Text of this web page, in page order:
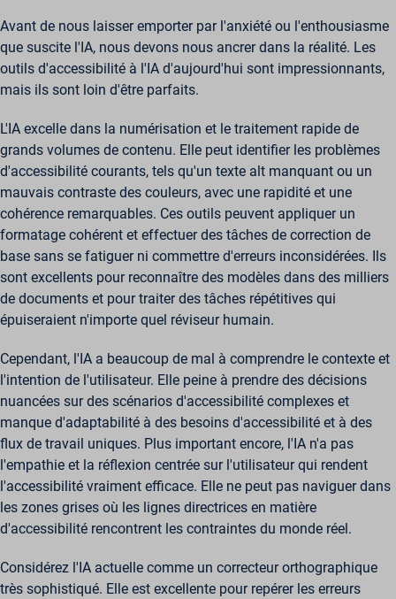
Avant de nous laisser emporter par l'anxiété ou l'enthousiasme
que suscite l'IA, nous devons nous ancrer dans la réalité. Les
outils d'accessibilité à l'IA d'aujourd'hui sont impressionnants,
mais ils sont loin d'être parfaits.
L'IA excelle dans la numérisation et le traitement rapide de
grands volumes de contenu. Elle peut identifier les problèmes
d'accessibilité courants, tels qu'un texte alt manquant ou un
mauvais contraste des couleurs, avec une rapidité et une
cohérence remarquables. Ces outils peuvent appliquer un
formatage cohérent et effectuer des tâches de correction de
base sans se fatiguer ni commettre d'erreurs inconsidérées. Ils
sont excellents pour reconnaître des modèles dans des milliers
de documents et pour traiter des tâches répétitives qui
épuiseraient n'importe quel réviseur humain.
Cependant, l'IA a beaucoup de mal à comprendre le contexte et
l'intention de l'utilisateur. Elle peine à prendre des décisions
nuancées sur des scénarios d'accessibilité complexes et
manque d'adaptabilité à des besoins d'accessibilité et à des
flux de travail uniques. Plus important encore, l'IA n'a pas
l'empathie et la réflexion centrée sur l'utilisateur qui rendent
l'accessibilité vraiment efficace. Elle ne peut pas naviguer dans
les zones grises où les lignes directrices en matière
d'accessibilité rencontrent les contraintes du monde réel.
Considérez l'IA actuelle comme un correcteur orthographique
très sophistiqué. Elle est excellente pour repérer les erreurs